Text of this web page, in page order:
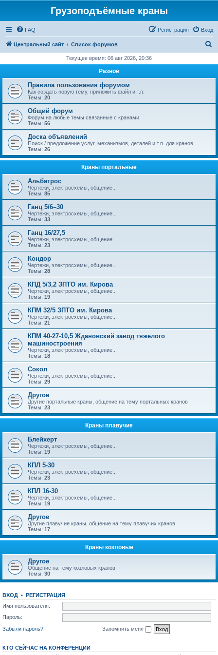
Грузоподъёмные краны
FAQ Вход
Регистрация
Центральный сайт Список форумов
с
Текущее время: 06 авг 2026, 20:36
Разное
Правила пользования форумом
Как создать новую тему, приложить файл и т.п.
Темы: 20
Общий форум
Форум на любые темы связанные с кранами.
Темы: 56
Доска объявлений
Поиск / предложение услуг, механизмов, деталей и т.п. для кранов
Темы: 26
Краны портальные
Альбатрос
Чертежи, электросхемы, общение...
Темы: 85
Ганц 5/6–30
Чертежи, электросхемы, общение...
Темы: 33
Ганц 16/27,5
Чертежи, электросхемы, общение...
Темы: 23
Кондор
Чертежи, электросхемы, общение...
Темы: 28
КПД 5/3,2 ЗПТО им. Кирова
Чертежи, электросхемы, общение...
Темы: 19
КПМ 32/5 ЗПТО им. Кирова
Чертежи, электросхемы, общение...
Темы: 21
КПМ 40-27-10,5 Ждановский завод тяжелого
машиностроения
Чертежи, электросхемы, общение...
Темы: 18
Сокол
Чертежи, электросхемы, общение...
Темы: 29
Другое
Другие портальные краны, общение на тему портальных кранов
Темы: 23
Краны плавучие
Блейхерт
Чертежи, электросхемы, общение...
Темы: 19
КПЛ 5-30
Чертежи, электросхемы, общение...
Темы: 23
КПЛ 16-30
Чертежи, электросхемы, общение...
Темы: 19
Другое
Другие плавучие краны, общение на тему плавучих кранов
Темы: 17
Краны козловые
Другое
Общение на тему козловых кранов
Темы: 30
ВХОД • РЕГИСТРАЦИЯ
Имя пользователя:
Пароль:
Забыли пароль?
Запомнить меня
КТО СЕЙЧАС НА КОНФЕРЕНЦИИ